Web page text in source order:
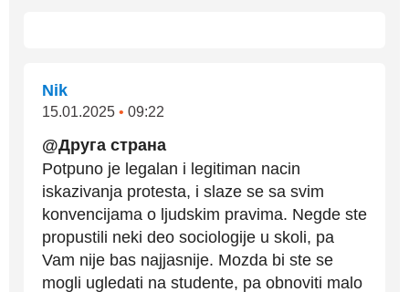
Nik
15.01.2025 • 09:22
@Друга страна
Potpuno je legalan i legitiman nacin
iskazivanja protesta, i slaze se sa svim
konvencijama o ljudskim pravima. Negde ste
propustili neki deo sociologije u skoli, pa
Vam nije bas najjasnije. Mozda bi ste se
mogli ugledati na studente, pa obnoviti malo